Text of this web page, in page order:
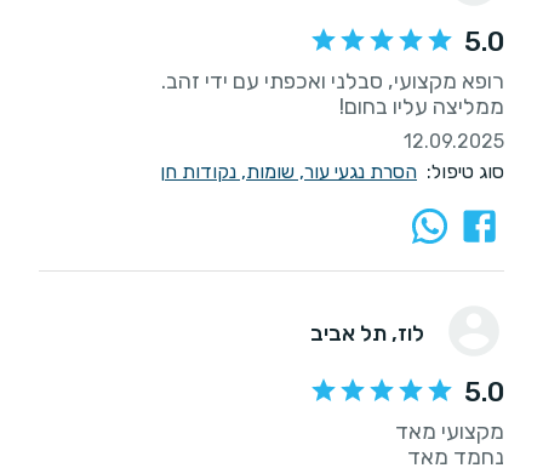
5.0
ממליצה עליו בחום!
12.09.2025
סוג טיפול: הסרת נגעי עור, שומות, נקודות חן
לוז, תל אביב
5.0